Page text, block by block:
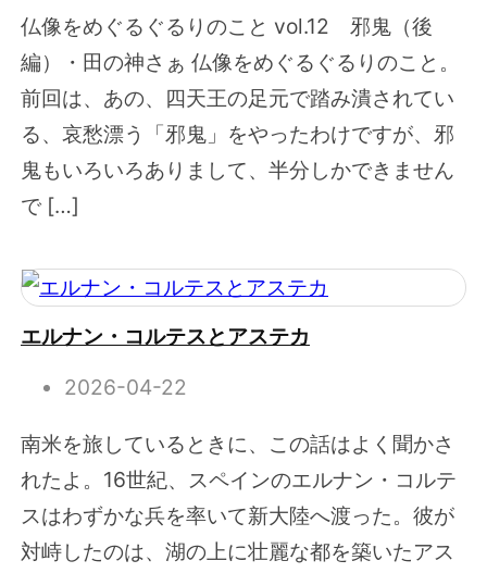
仏像をめぐるぐるりのこと vol.12 邪鬼（後
編）・田の神さぁ 仏像をめぐるぐるりのこと。
前回は、あの、四天王の足元で踏み潰されてい
る、哀愁漂う「邪鬼」をやったわけですが、邪
鬼もいろいろありまして、半分しかできません
で […]
エルナン・コルテスとアステカ
2026-04-22
南米を旅しているときに、この話はよく聞かさ
れたよ。16世紀、スペインのエルナン・コルテ
スはわずかな兵を率いて新大陸へ渡った。彼が
対峙したのは、湖の上に壮麗な都を築いたアス